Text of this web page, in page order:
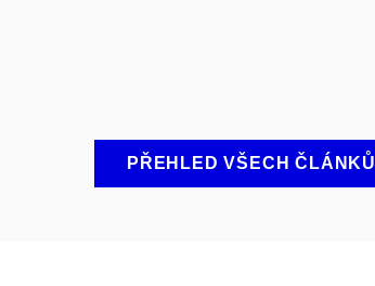
PŘEHLED VŠECH ČLÁNKŮ